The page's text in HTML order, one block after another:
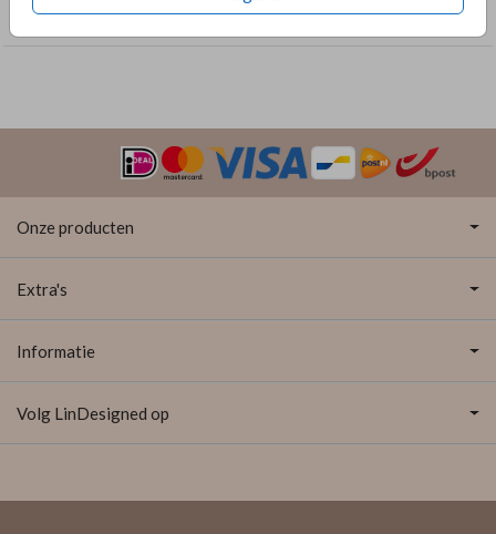
Trouwkaarten
Onze producten
Extra's
Informatie
Volg LinDesigned op